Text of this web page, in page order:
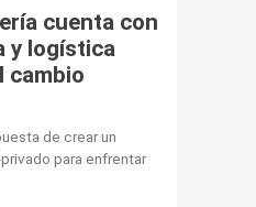
cuenta con
y logística
cambio
de crear un
para enfrentar